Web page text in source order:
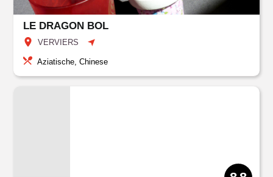
LE DRAGON BOL
VERVIERS
Aziatische, Chinese